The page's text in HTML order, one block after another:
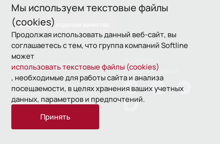
Мы используем текстовые файлы
(cookies)
Продолжая использовать данный веб-сайт, вы
соглашаетесь с тем, что группа компаний Softline
может
использовать текстовые файлы (cookies)
, необходимые для работы сайта и анализа
посещаемости, в целях хранения ваших учетных
данных, параметров и предпочтений.
Принять
Связаться с отделом качества
© 1993—2026 Softline
использования
Политика
конфиденциальности